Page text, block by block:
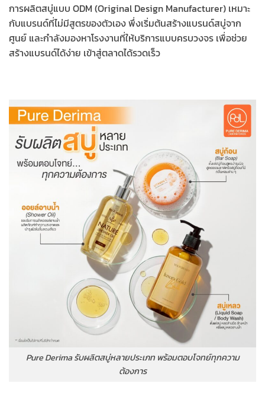
การผลิตสบู่แบบ ODM (Original Design Manufacturer) เหมาะ
กับแบรนด์ที่ไม่มีสูตรของตัวเอง พึ่งเริ่มต้นสร้างแบรนด์สบู่จาก
ศูนย์ และกำลังมองหาโรงงานที่ให้บริการแบบครบวงจร เพื่อช่วย
สร้างแบรนด์ได้ง่าย เข้าสู่ตลาดได้รวดเร็ว
Pure Derima รับผลิตสบู่หลายประเภท พร้อมตอบโจทย์ทุกความ
ต้องการ